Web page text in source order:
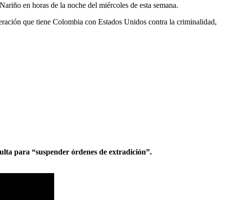
en horas de la noche del miércoles de esta semana.
que tiene Colombia con Estados Unidos contra la criminalidad,
para “suspender órdenes de extradición”.